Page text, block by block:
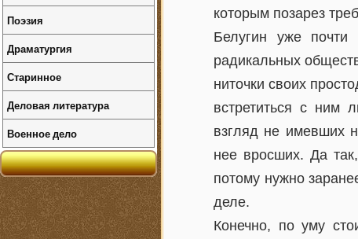
которым позарез
Белугин уже почти
радикальных
ниточки своих
встретиться с ним
взгляд не имевших
нее вросших. Да
потому нужно
деле.
Конечно, по уму
Поэзия
Драматургия
Старинное
Деловая литература
Военное дело